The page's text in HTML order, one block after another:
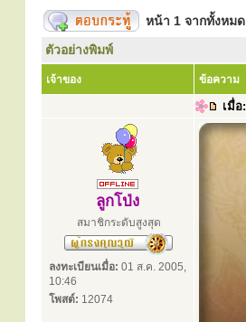
หน้า 1 จากทั้งหมด
ตัวอย่างพิมพ์
เจ้าของ ข้อความ
เมื่อ:
ลูกโป่ง
สมาชิกระดับสูงสุด
ลงทะเบียนเมื่อ: 01 ส.ค. 2005,
10:46
โพสต์: 12074